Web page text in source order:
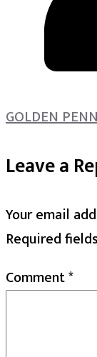
GOLDEN
Leave a
Your email
Required
Comment*